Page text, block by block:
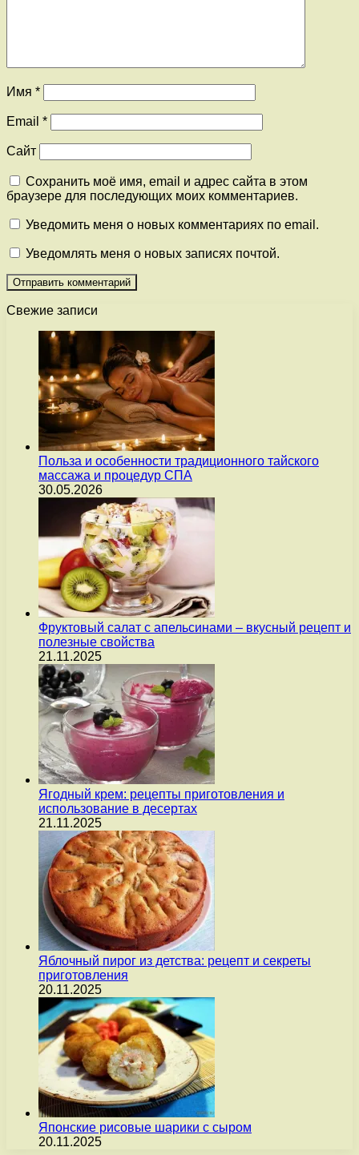
Имя *
Email *
Сайт
Сохранить моё имя, email и адрес сайта в этом
браузере для последующих моих комментариев.
Уведомить меня о новых комментариях по email.
Уведомлять меня о новых записях почтой.
Свежие записи
Польза и особенности традиционного тайского
массажа и процедур СПА
30.05.2026
Фруктовый салат с апельсинами – вкусный рецепт и
полезные свойства
21.11.2025
Ягодный крем: рецепты приготовления и
использование в десертах
21.11.2025
Яблочный пирог из детства: рецепт и секреты
приготовления
20.11.2025
Японские рисовые шарики с сыром
20.11.2025